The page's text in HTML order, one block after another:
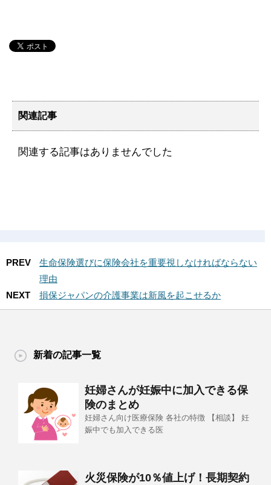
関連記事
関連する記事はありませんでした
PREV
生命保険選びに保険会社を重要視しなければならない
理由
NEXT
損保ジャパンの介護事業は新風を起こせるか
新着の記事一覧
妊婦さんが妊娠中に加入できる保
険のまとめ
妊婦さん向け医療保険 各社の特徴 【相談】 妊
娠中でも加入できる医
火災保険が10％値上げ！長期契約